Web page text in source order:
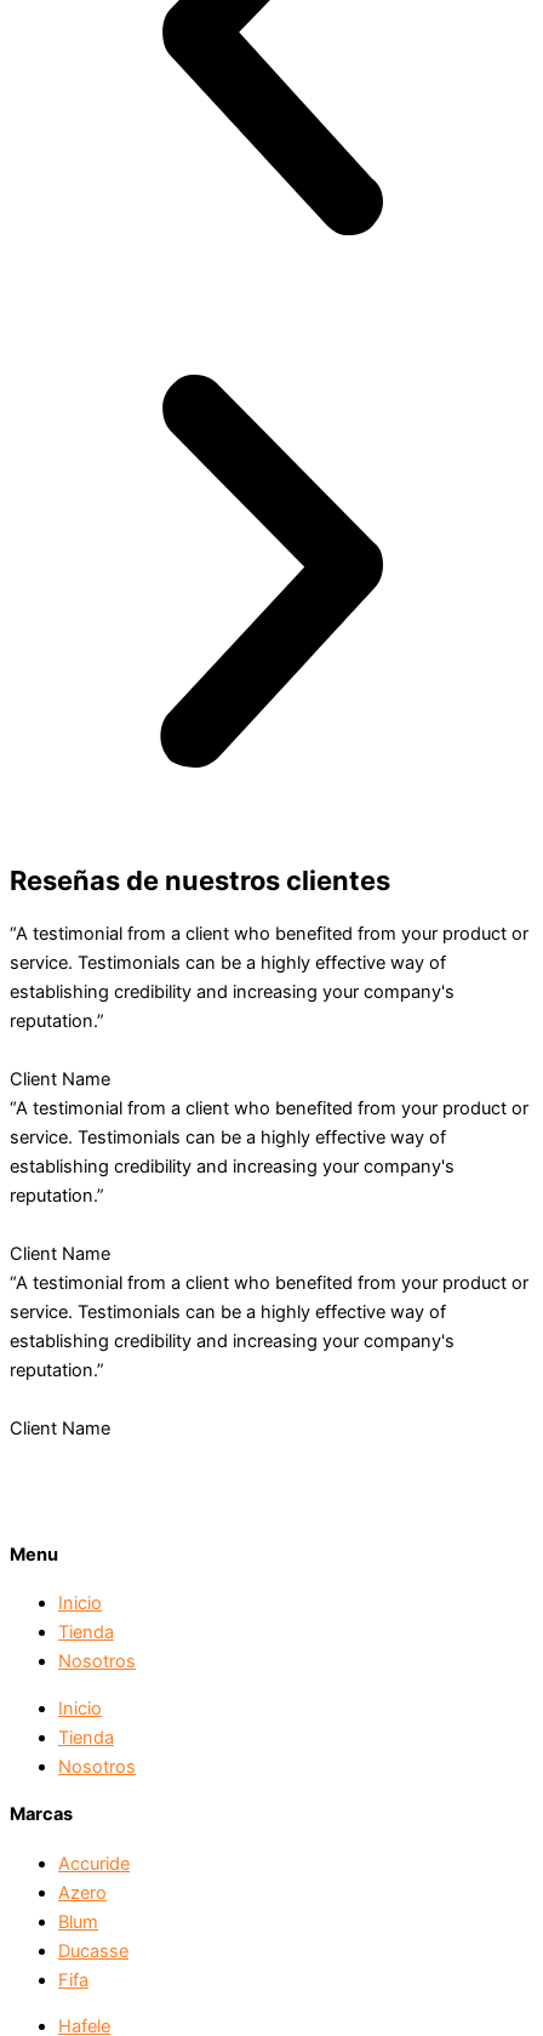
Reseñas de nuestros clientes
“A testimonial from a client who benefited from your product or
service. Testimonials can be a highly effective way of
establishing credibility and increasing your company's
reputation.”
Client Name
“A testimonial from a client who benefited from your product or
service. Testimonials can be a highly effective way of
establishing credibility and increasing your company's
reputation.”
Client Name
“A testimonial from a client who benefited from your product or
service. Testimonials can be a highly effective way of
establishing credibility and increasing your company's
reputation.”
Client Name
Menu
Inicio
Tienda
Nosotros
Inicio
Tienda
Nosotros
Marcas
Accuride
Azero
Blum
Ducasse
Fifa
Hafele